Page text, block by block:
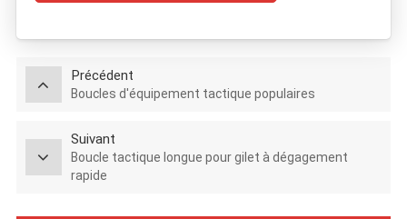
Précédent
Boucles d'équipement tactique populaires
Suivant
Boucle tactique longue pour gilet à dégagement
rapide